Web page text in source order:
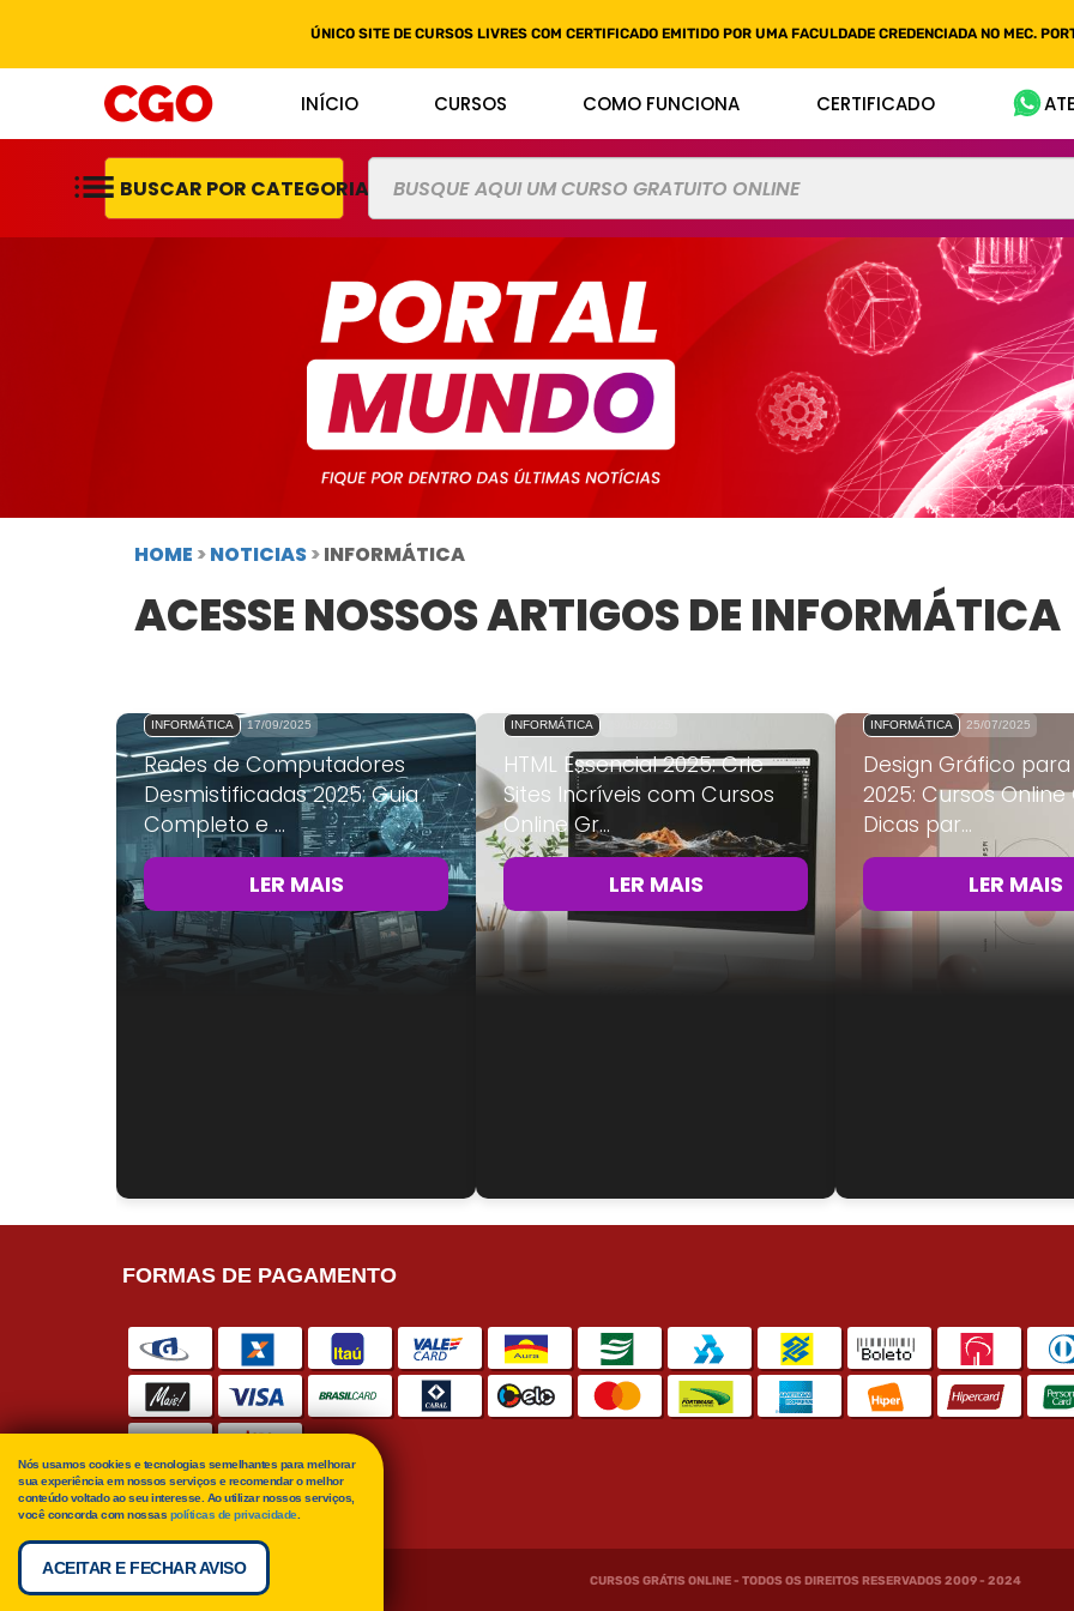
ÚNICO SITE DE CURSOS LIVRES COM CERTIFICADO EMITIDO POR UMA FACULDADE CREDENCIADA NO MEC.
INÍCIO CURSOS COMO FUNCIONA CERTIFICADO
BUSCAR POR CATEGORIAS
HOME >NOTICIAS>INFORMÁTICA
ACESSE NOSSOS ARTIGOS DE INFORMÁTICA
INFORMÁTICA 17/09/2025
Redes de Computadores
Desmistificadas 2025: Guia
Completo e ...
LER MAIS
INFORMÁTICA
HTML Essencial 2025: Crie
Sites Incríveis com Cursos
Online Gr...
LER MAIS
INFORMÁTICA 25/07/2025
Design Gráfico
2025: Cursos Online
Dicas par...
LER MAIS
Nós usamos cookies e tecnologias semelhantes para melhorar
sua experiência em nossos serviços e recomendar o melhor
conteúdo voltado ao seu interesse. Ao utilizar nossos serviços,
você concorda com nossas políticas de privacidade.
ACEITAR E FECHAR AVISO
FORMAS DE PAGAMENTO
CURSOS GRÁTIS ONLINE - TODOS OS DIREITOS RESERVADOS 2009 - 2024